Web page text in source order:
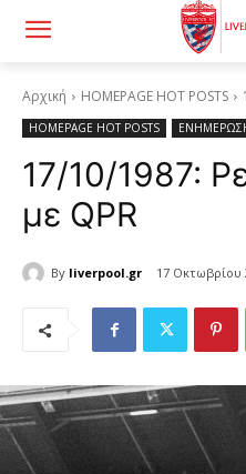
Αρχική HOMEPAGE HOT POSTS
HOMEPAGE HOT POSTS
17/10/1987:
με QPR
By liverpool.gr 17 Οκτωβρίου